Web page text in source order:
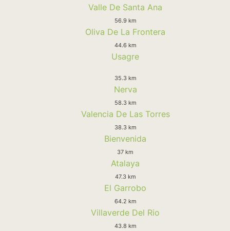
Valle De Santa Ana
56.9 km
Oliva De La Frontera
44.6 km
Usagre
35.3 km
Nerva
58.3 km
Valencia De Las Torres
38.3 km
Bienvenida
37 km
Atalaya
47.3 km
El Garrobo
64.2 km
Villaverde Del Rio
43.8 km